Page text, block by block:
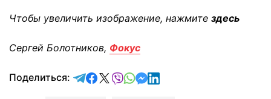
Чтобы увеличить изображение, нажмите здесь
Сергей Болотников, Фокус
Поделиться: отправить в Telegram
поделиться в Facebook
поделиться в X
отправить в Viber
отправить в Whatsapp
отправить в Messenger
отправить в LinkedIn